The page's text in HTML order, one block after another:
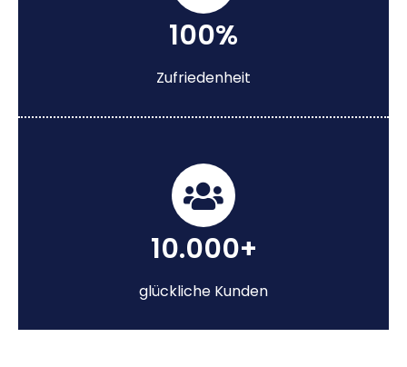
100%
Zufriedenheit
10.000+
glückliche Kunden